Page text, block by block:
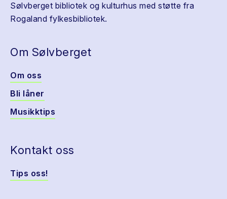
Sølvberget bibliotek og kulturhus med støtte fra
Rogaland fylkesbibliotek.
Om Sølvberget
Om oss
Bli låner
Musikktips
Kontakt oss
Tips oss!